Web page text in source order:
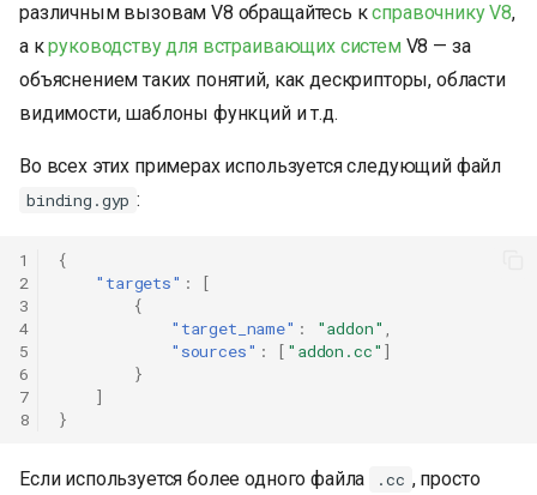
различным вызовам V8 обращайтесь ксправочнику V8,
а круководству для встраивающих систем V8 — за
объяснением таких понятий, как дескрипторы, области
видимости, шаблоны функций и т.д.
Во всех этих примерах используется следующий файл
binding.gyp :
1
2
3
4
5
6
7
8
{
"targets" :
[
{
"target_name" : "addon" ,
"sources" : [ "addon.cc" ]
}
]
}
Если используется более одного файла .cc , просто